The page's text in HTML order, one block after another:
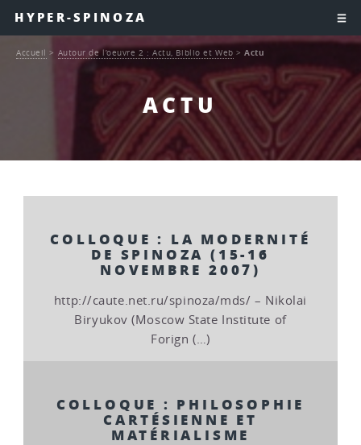
HYPER-SPINOZA
ACTU
Accueil > Autour de l’oeuvre 2 : Actu, Biblio et Web >Actu
COLLOQUE : LA MODERNITÉ
DE SPINOZA (15-16
NOVEMBRE 2007)
http://caute.net.ru/spinoza/mds/ – Nikolai
Biryukov (Moscow State Institute of
Forign (…)
COLLOQUE : PHILOSOPHIE
CARTÉSIENNE ET
MATÉRIALISME